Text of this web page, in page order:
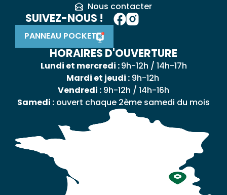
Nous contacter
SUIVEZ-NOUS !
PANNEAU POCKET
HORAIRES D'OUVERTURE
Lundi et mercredi :9h-12h / 14h-17h
Mardi et jeudi :9h-12h
Vendredi : 9h-12h / 14h-16h
Samedi : ouvert chaque 2ème samedi du mois